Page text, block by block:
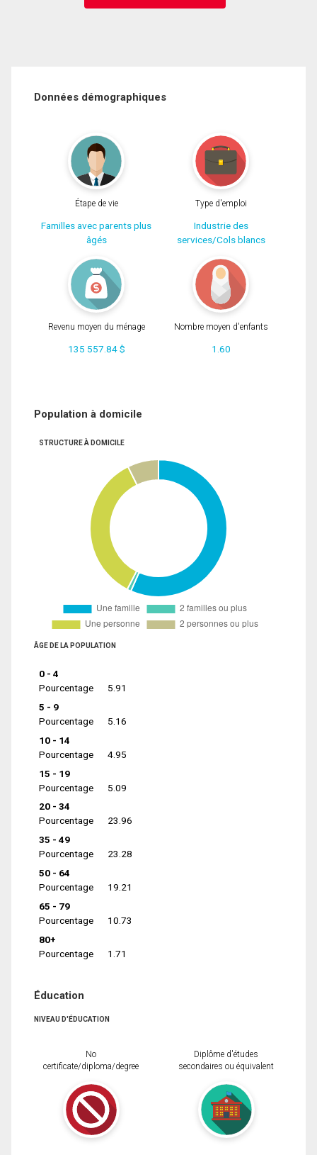
Données démographiques
Étape de vie
Familles avec parents plus
âgés
Type d'emploi
Industrie des
services/Cols blancs
Revenu moyen du ménage
135 557.84 $
Nombre moyen d'enfants
1.60
Population à domicile
STRUCTURE À DOMICILE
ÂGE DE LA POPULATION
0 - 4
Pourcentage
5.91
5 - 9
Pourcentage
5.16
10 - 14
Pourcentage
4.95
15 - 19
Pourcentage
5.09
20 - 34
Pourcentage
23.96
35 - 49
Pourcentage
23.28
50 - 64
Pourcentage
19.21
65 - 79
Pourcentage
10.73
80+
Pourcentage
1.71
Éducation
NIVEAU D'ÉDUCATION
No
certificate/diploma/degree
Diplôme d'études
secondaires ou équivalent